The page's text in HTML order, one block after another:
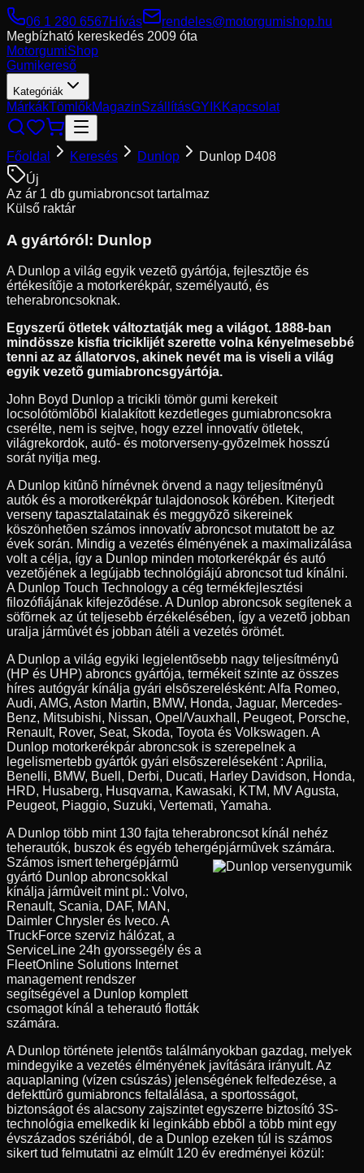
06 1 280 6567Hívás
rendeles@motorgumishop.hu
Megbízható kereskedés 2009 óta
MotorgumiShop
Gumikereső
Kategóriák
MárkákTömlőkMagazinSzállításGYIKKapcsolat
Főoldal Keresés Dunlop
Dunlop D408
Új
Az ár 1 db gumiabroncsot tartalmaz
Külső raktár
A gyártóról: Dunlop
A Dunlop a világ egyik vezetõ gyártója, fejlesztõje és
értékesítõje a motorkerékpár, személyautó, és
teherabroncsoknak.
Egyszerű ötletek változtatják meg a világot. 1888-ban
mindössze kisfia triciklijét szerette volna kényelmesebbé
tenni az az állatorvos, akinek nevét ma is viseli a világ
egyik vezetõ gumiabroncsgyártója.
John Boyd Dunlop a tricikli tömör gumi kerekeit
locsolótömlõbõl kialakított kezdetleges gumiabroncsokra
cserélte, nem is sejtve, hogy ezzel innovatív ötletek,
világrekordok, autó- és motorverseny-gyõzelmek hosszú
sorát nyitja meg.
A Dunlop kitûnõ hírnévnek örvend a nagy teljesítményû
autók és a morotkerékpár tulajdonosok körében. Kiterjedt
verseny tapasztalatainak és meggyõzõ sikereinek
köszönhetõen számos innovatív abroncsot mutatott be az
évek során. Mindig a vezetés élményének a maximalizálása
volt a célja, így a Dunlop minden motorkerékpár és autó
vezetõjének a legújabb technológiájú abroncsot tud kínálni.
A Dunlop Touch Technology a cég termékfejlesztési
filozófiájának kifejezõdése. A Dunlop abroncsok segítenek a
söfõrnek az út teljesebb érzékelésében, így a vezetõ jobban
uralja jármûvét és jobban átéli a vezetés örömét.
A Dunlop a világ egyiki legjelentõsebb nagy teljesítményû
(HP és UHP) abroncs gyártója, termékeit szinte az összes
híres autógyár kínálja gyári elsõszerelésként: Alfa Romeo,
Audi, AMG, Aston Martin, BMW, Honda, Jaguar, Mercedes-
Benz, Mitsubishi, Nissan, Opel/Vauxhall, Peugeot, Porsche,
Renault, Rover, Seat, Skoda, Toyota és Volkswagen. A
Dunlop motorkerékpár abroncsok is szerepelnek a
legelismertebb gyártók gyári elsõszereléseként : Aprilia,
Benelli, BMW, Buell, Derbi, Ducati, Harley Davidson, Honda,
HRD, Husaberg, Husqvarna, Kawasaki, KTM, MV Agusta,
Peugeot, Piaggio, Suzuki, Vertemati, Yamaha.
A Dunlop több mint 130 fajta teherabroncsot kínál nehéz
teherautók, buszok és egyéb tehergépjármûvek számára.
Számos ismert tehergépjármû
gyártó Dunlop abroncsokkal
kínálja jármûveit mint pl.: Volvo,
Renault, Scania, DAF, MAN,
Daimler Chrysler és Iveco. A
TruckForce szerviz hálózat, a
ServiceLine 24h gyorssegély és a
FleetOnline Solutions Internet
management rendszer
segítségével a Dunlop komplett
csomagot kínál a teherautó flották
számára.
A Dunlop története jelentõs találmányokban gazdag, melyek
mindegyike a vezetés élményének javítására irányult. Az
aquaplaning (vízen csúszás) jelenségének felfedezése, a
defekttûrõ gumiabroncs feltalálása, a sportosságot,
biztonságot és alacsony zajszintet egyszerre biztosító 3S-
technológia emelkedik ki leginkább ebbõl a több mint egy
évszázados szériából, de a Dunlop ezeken túl is számos
sikert tud felmutatni az elmúlt 120 év eredményei közül: